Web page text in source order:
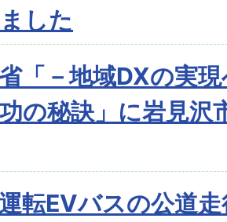
した
「－地域DXの実
の秘訣」に岩見沢
転EVバスの公道